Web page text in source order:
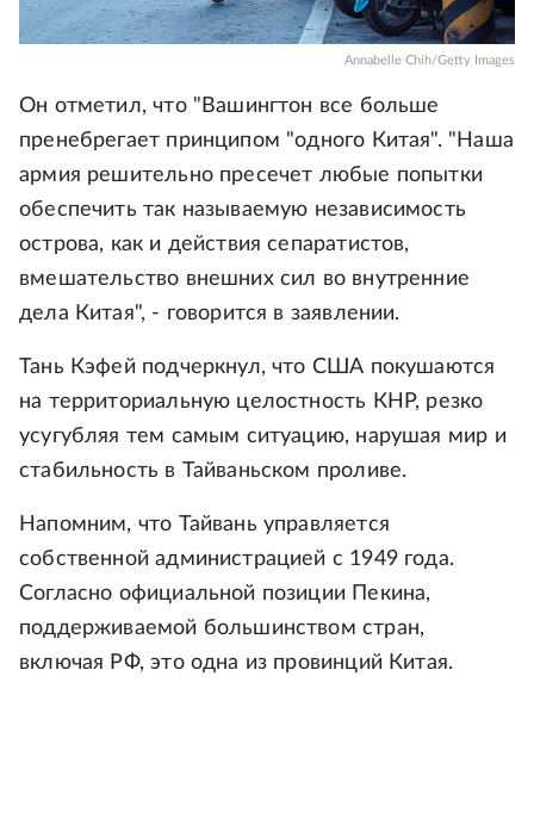
Annabelle Chih/Getty Images
Он отметил, что "Вашингтон все больше
пренебрегает принципом "одного Китая". "Наша
армия решительно пресечет любые попытки
обеспечить так называемую независимость
острова, как и действия сепаратистов,
вмешательство внешних сил во внутренние
дела Китая", - говорится в заявлении.
Тань Кэфей подчеркнул, что США покушаются
на территориальную целостность КНР, резко
усугубляя тем самым ситуацию, нарушая мир и
стабильность в Тайваньском проливе.
Напомним, что Тайвань управляется
собственной администрацией с 1949 года.
Согласно официальной позиции Пекина,
поддерживаемой большинством стран,
включая РФ, это одна из провинций Китая.